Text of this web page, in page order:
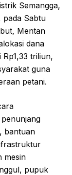
Semangga,
pada Sabtu
Mentan
dana
triliun,
guna
petani.
bantuan
mesin
pupuk